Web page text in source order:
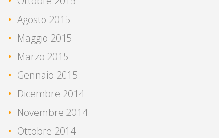
Agosto 2015
Maggio 2015
Marzo 2015
Gennaio 2015
Dicembre 2014
Novembre 2014
Ottobre 2014